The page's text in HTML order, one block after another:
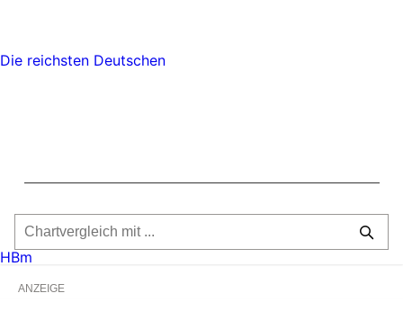
ANZEIGE
Die reichsten Deutschen
HBm